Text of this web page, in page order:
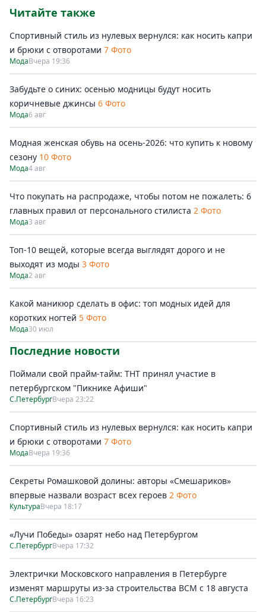
Читайте также
Спортивный стиль из нулевых вернулся: как носить капри
и брюки с отворотами 7 Фото
МодаВчера 19:36
Забудьте о синих: осенью модницы будут носить
коричневые джинсы 6 Фото
Мода6 авг
Модная женская обувь на осень-2026: что купить к новому
сезону 10 Фото
Мода4 авг
Что покупать на распродаже, чтобы потом не пожалеть: 6
главных правил от персонального стилиста 2 Фото
Мода3 авг
Топ-10 вещей, которые всегда выглядят дорого и не
выходят из моды 3 Фото
Мода2 авг
Какой маникюр сделать в офис: топ модных идей для
коротких ногтей 5 Фото
Мода30 июл
Последние новости
Поймали свой прайм-тайм: ТНТ принял участие в
петербургском "Пикнике Афиши"
С.ПетербургВчера 23:22
Спортивный стиль из нулевых вернулся: как носить капри
и брюки с отворотами 7 Фото
МодаВчера 19:36
Секреты Ромашковой долины: авторы «Смешариков»
впервые назвали возраст всех героев 2 Фото
КультураВчера 18:17
«Лучи Победы» озарят небо над Петербургом
С.ПетербургВчера 17:32
Электрички Московского направления в Петербурге
изменят маршруты из-за строительства ВСМ с 18 августа
С.ПетербургВчера 16:23